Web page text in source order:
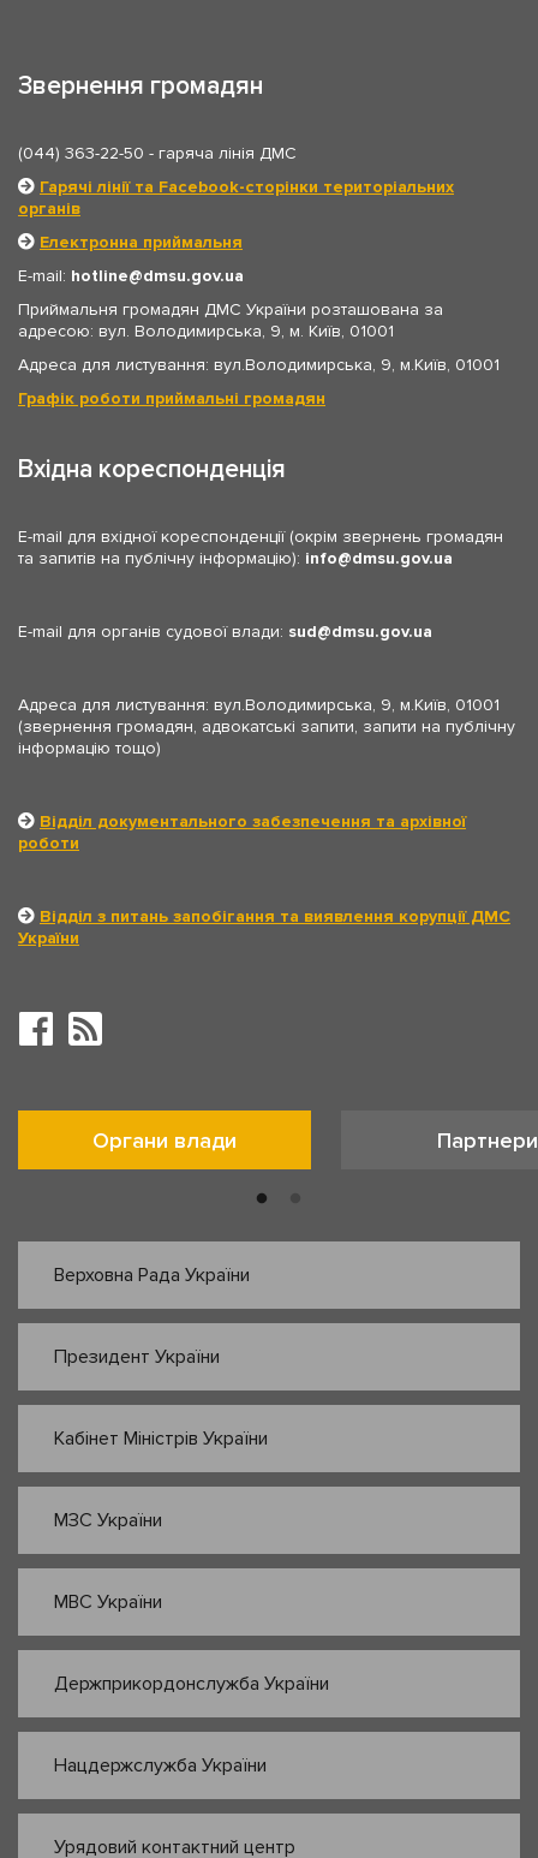
Звернення громадян
(044) 363-22-50 - гаряча лінія ДМС
Гарячі лінії та Facebook-сторінки територіальних
органів
Електронна приймальня
E-mail: hotline
dmsu.gov.ua
Приймальня громадян ДМС України розташована за
адресою: вул. Володимирська, 9, м. Київ, 01001
Адреса для листування: вул.Володимирська, 9, м.Київ, 01001
Графік роботи приймальні громадян
Вхідна кореспонденція
E-mail для вхідної кореспонденції (окрім звернень громадян
та запитів на публічну інформацію): info dmsu.gov.ua
E-mail для органів судової влади: sud dmsu.gov.ua
Адреса для листування: вул.Володимирська, 9, м.Київ, 01001
(звернення громадян, адвокатські запити, запити на публічну
інформацію тощо)
Відділ документального забезпечення та архівної
роботи
Відділ з питань запобігання та виявлення корупції ДМС
України
Органи влади Партнери
Верховна Рада України
Президент України
Кабінет Міністрів України
МЗС України
МВС України
Держприкордонслужба України
Нацдержслужба України
Урядовий контактний центр